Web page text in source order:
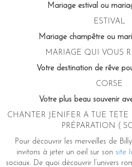
Mariage estival ou
ESTIVAL
Mariage champêtre ou
MARIAGE QUI VOUS
Votre destination de rêve
CORSE
Votre plus beau souvenir
CHANTER JENIFER A TUE
PRÉPARATION (
Pour découvrir les merveilles de
invitons à jeter un oeil sur son site
sociaux. De quoi découvrir l’univers